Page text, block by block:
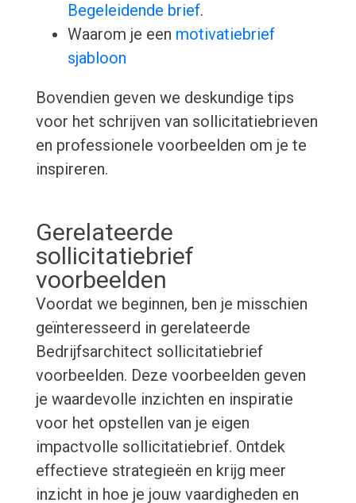
Begeleidende brief.
Waarom je een motivatiebrief
sjabloon
Bovendien geven we deskundige tips
voor het schrijven van sollicitatiebrieven
en professionele voorbeelden om je te
inspireren.
Gerelateerde
sollicitatiebrief
voorbeelden
Voordat we beginnen, ben je misschien
geïnteresseerd in gerelateerde
Bedrijfsarchitect sollicitatiebrief
voorbeelden. Deze voorbeelden geven
je waardevolle inzichten en inspiratie
voor het opstellen van je eigen
impactvolle sollicitatiebrief. Ontdek
effectieve strategieën en krijg meer
inzicht in hoe je jouw vaardigheden en